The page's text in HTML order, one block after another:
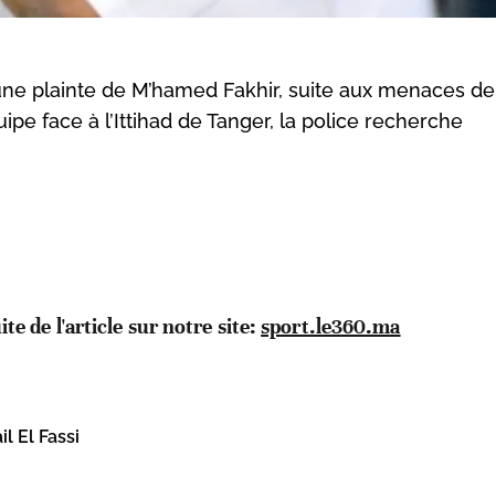
plainte de M’hamed Fakhir, suite aux menaces de
face à l’Ittihad de Tanger, la police recherche
de l'article sur notre site:sport.le360.ma
El Fassi